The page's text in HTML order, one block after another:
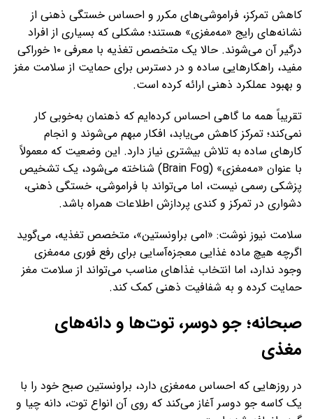
کاهش تمرکز، فراموشی‌های مکرر و احساس خستگی ذهنی از
نشانه‌های رایج «مه‌مغزی» هستند؛ مشکلی که بسیاری از افراد
درگیر آن می‌شوند. حالا یک متخصص تغذیه با معرفی ۱۰ خوراکی
مفید، راهکارهایی ساده و در دسترس برای حمایت از سلامت مغز
و بهبود عملکرد ذهنی ارائه کرده است.
تقریباً همه ما گاهی احساس کرده‌ایم که ذهنمان به‌خوبی کار
نمی‌کند؛ تمرکز کاهش می‌یابد، افکار مبهم می‌شوند و انجام
کارهای ساده به تلاش بیشتری نیاز دارد. این وضعیت که معمولاً
با عنوان «مه‌مغزی» (Brain Fog) شناخته می‌شود، یک تشخیص
پزشکی رسمی نیست، اما می‌تواند با فراموشی، خستگی ذهنی،
دشواری در تمرکز و کندی پردازش اطلاعات همراه باشد.
سلامت نیوز نوشت: «امی براونستین»، متخصص تغذیه، می‌گوید
اگرچه هیچ ماده غذایی معجزه‌آسایی برای رفع فوری مه‌مغزی
وجود ندارد، اما انتخاب غذاهای مناسب می‌تواند از سلامت مغز
حمایت کرده و به شفافیت ذهنی کمک کند.
صبحانه؛ جو دوسر، توت‌ها و دانه‌های
مغذی
در روزهایی که احساس مه‌مغزی دارد، براونستین صبح خود را با
یک کاسه جو دوسر آغاز می‌کند که روی آن انواع توت، دانه چیا و